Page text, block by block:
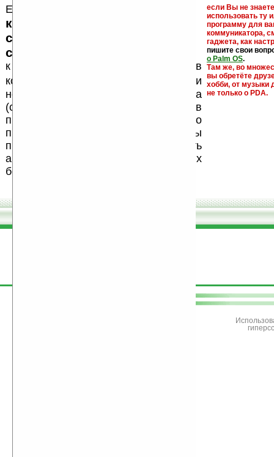
Еще раз обращаем внимание, что
кейгены, кряки - лекарства,
серийные номера, ключи и
ссылки на варезные сайты
если Вы не
использовать ту
программу для
коммуникатора,
гаджета, как
пишите свои
о Palm OS.
Там же, во
вы обретёте
хобби, от музыки
не только о PDA.
к публикации на нашем сайте в
комментариях
, как и
несанкционированная реклама
(спам). Мы поддерживаем авторов
программ и развитие легального
программного обеспечения. Также мы
призываем Вас поддерживать
авторов, особенно создающих
бесплатные (freeware) программы.